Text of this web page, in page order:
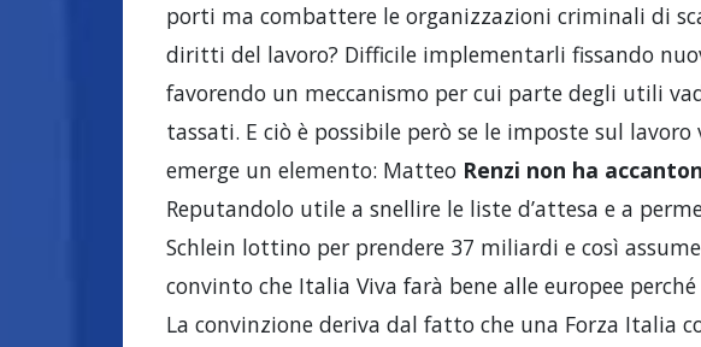
porti ma combattere le organizzazioni criminali di
diritti del lavoro? Difficile implementarli fissando
favorendo un meccanismo per cui parte degli utili
tassati. E ciò è possibile però se le imposte sul
emerge un elemento: Matteo Renzi non ha
Reputandolo utile a snellire le liste d’attesa e a
Schlein lottino per prendere 37 miliardi e così
convinto che Italia Viva farà bene alle europee
La convinzione deriva dal fatto che una Forza Italia